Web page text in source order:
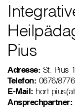
Pius
Adresse: St. Pius
Telefon: 0676/
E-Mail:
Ansprechpartner: